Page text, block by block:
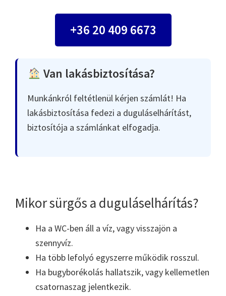
+36 20 409 6673
Van lakásbiztosítása?
Munkánkról feltétlenül kérjen számlát! Ha
lakásbiztosítása fedezi a duguláselhárítást,
biztosítója a számlánkat elfogadja.
Mikor sürgős a duguláselhárítás?
Ha a WC-ben áll a víz, vagy visszajön a
szennyvíz.
Ha több lefolyó egyszerre működik rosszul.
Ha bugyborékolás hallatszik, vagy kellemetlen
csatornaszag jelentkezik.